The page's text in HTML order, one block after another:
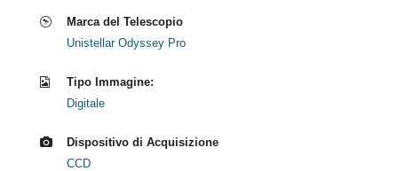
Marca del Telescopio
Unistellar Odyssey Pro
Tipo Immagine:
Digitale
Dispositivo di Acquisizione
CCD